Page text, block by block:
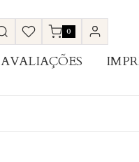
0
AVALIAÇÕES